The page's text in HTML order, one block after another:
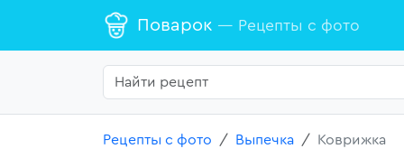
Поварок — Рецепты с фото
Рецепты с фото Выпечка Коврижка